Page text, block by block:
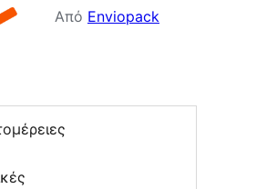
Από Enviopack